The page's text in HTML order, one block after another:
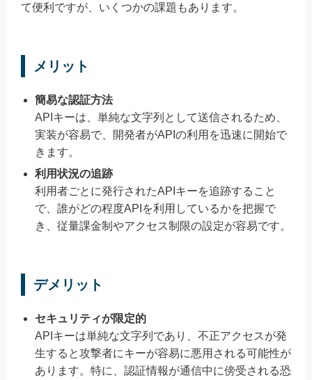
て便利ですが、いくつかの課題もあります。
メリット
簡易な認証方法
APIキーは、単純な文字列として送信されるため、
実装が容易で、開発者がAPIの利用を迅速に開始で
きます。
利用状況の追跡
利用者ごとに発行されたAPIキーを追跡すること
で、誰がどの程度APIを利用しているかを把握で
き、従量課金制やアクセス制限の設定が容易です。
デメリット
セキュリティが限定的
APIキーは単純な文字列であり、不正アクセスが発
生すると攻撃者にキーが容易に悪用される可能性が
あります。特に、認証情報が通信中に傍受される恐